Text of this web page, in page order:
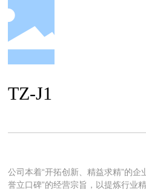
TZ-J1
公司本着“开拓创新、精益求精”的
誉立口碑”的经营宗旨，以提炼行业